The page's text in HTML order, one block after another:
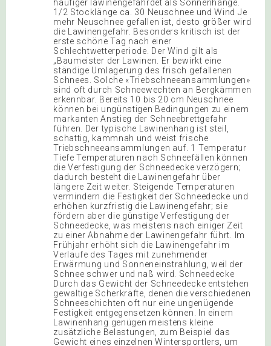
häufiger lawinengefährdet als Sonnenhänge.
1/2 Stocklänge ca. 30 Neuschnee und Wind Je
mehr Neuschnee gefallen ist, desto größer wird
die Lawinengefahr. Besonders kritisch ist der
erste schöne Tag nach einer
Schlechtwetterperiode. Der Wind gilt als
„Baumeister der Lawinen. Er bewirkt eine
ständige Umlagerung des frisch gefallenen
Schnees. Solche «Triebschneeansammlungen»
sind oft durch Schneewechten an Bergkämmen
erkennbar. Bereits 10 bis 20 cm Neuschnee
können bei ungünstigen Bedingungen zu einem
markanten Anstieg der Schneebrettgefahr
führen. Der typische Lawinenhang ist steil,
schattig, kammnah und weist frische
Triebschneeansammlungen auf. 1 Temperatur
Tiefe Temperaturen nach Schneefällen können
die Verfestigung der Schneedecke verzögern;
dadurch besteht die Lawinengefahr über
längere Zeit weiter. Steigende Temperaturen
vermindern die Festigkeit der Schneedecke und
erhöhen kurzfristig die Lawinengefahr; sie
fördern aber die günstige Verfestigung der
Schneedecke, was meistens nach einiger Zeit
zu einer Abnahme der Lawinengefahr führt. Im
Frühjahr erhöht sich die Lawinengefahr im
Verlaufe des Tages mit zunehmender
Erwärmung und Sonneneinstrahlung, weil der
Schnee schwer und naß wird. Schneedecke
Durch das Gewicht der Schneedecke entstehen
gewaltige Scherkräfte, denen die verschiedenen
Schneeschichten oft nur eine ungenügende
Festigkeit entgegensetzen können. In einem
Lawinenhang genügen meistens kleine
zusätzliche Belastungen, zum Beispiel das
Gewicht eines einzelnen Wintersportlers, um